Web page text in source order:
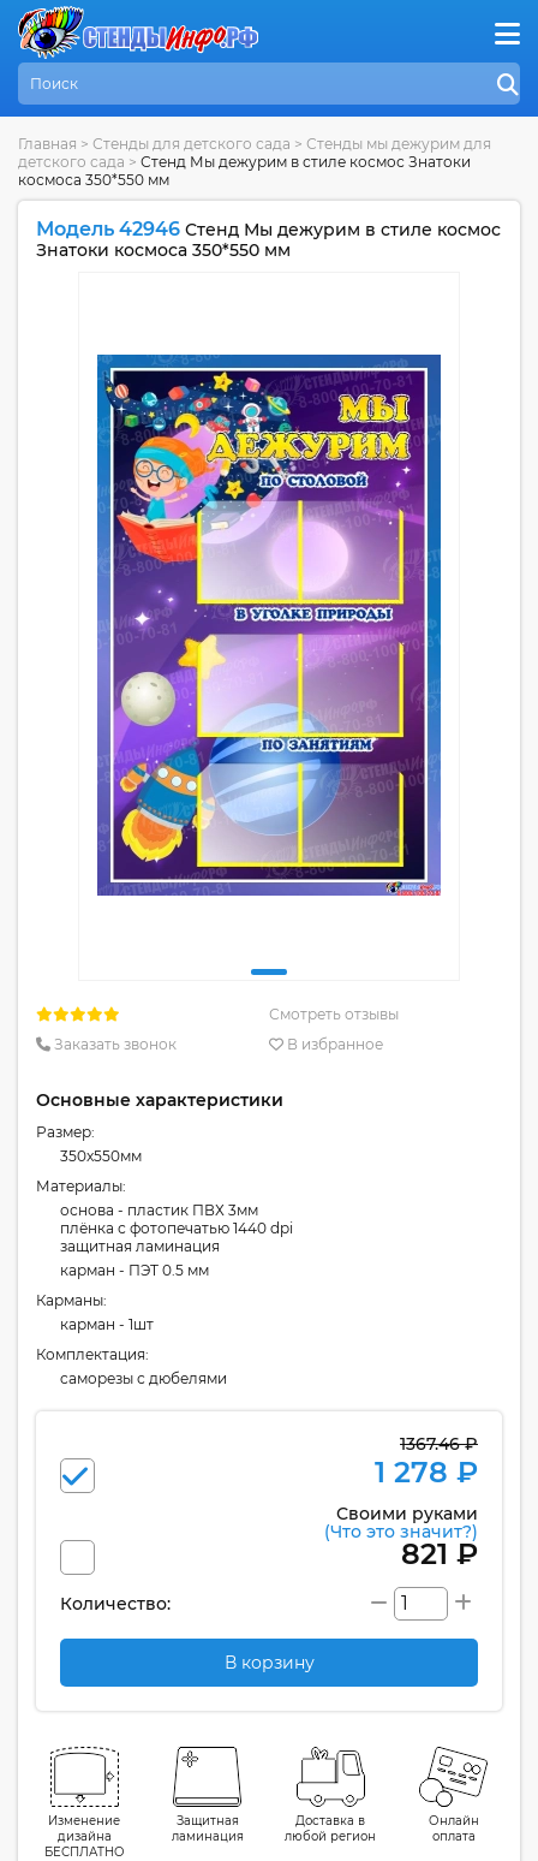
Главная > Стенды для детского сада > Стенды мы дежурим для
детского сада > Стенд Мы дежурим в стиле космос Знатоки
космоса 350*550 мм
Модель 42946 Стенд Мы дежурим в стиле космос
Знатоки космоса 350*550 мм
Смотреть отзывы
Заказать звонок
В избранное
Основные характеристики
Размер:
350x550мм
Материалы:
основа - пластик ПВХ 3мм
плёнка с фотопечатью 1440 dpi
защитная ламинация
карман - ПЭТ 0.5 мм
Карманы:
карман - 1шт
Комплектация:
cаморезы с дюбелями
1367.46 ₽
1 278 ₽
Своими руками
(Что это значит?)
821 ₽
Количество:
В корзину
Изменение
дизайна
БЕСПЛАТНО
Защитная
ламинация
Доставка в
любой регион
Онлайн
оплата